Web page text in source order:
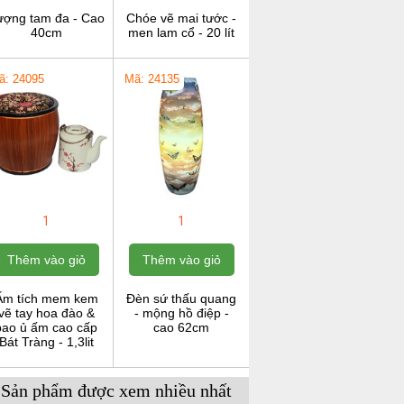
tam đa - Cao
40cm
Chóe vẽ mai tước -
men lam cổ - 20 lít
24095
1
Thêm vào giỏ
tích mem kem
tay hoa đào &
ủ ấm cao cấp
Tràng - 1,3lit
Mã: 24135
1
Thêm vào giỏ
Đèn sứ thấu quang
- mộng hồ điệp -
cao 62cm
Sản phẩm được xem nhiều nhất